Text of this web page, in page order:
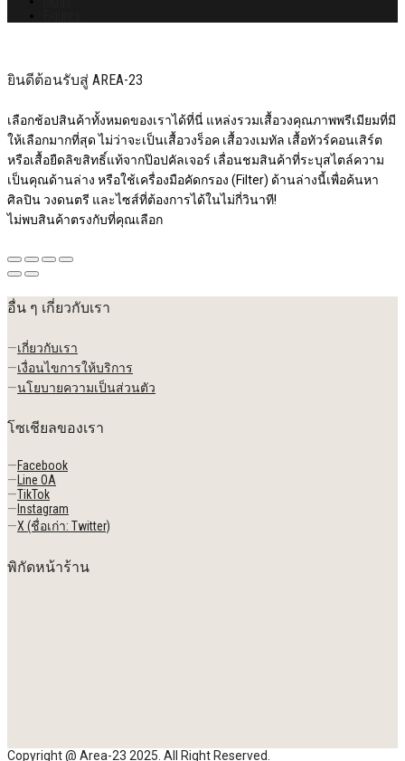
ยินดีต้อนรับสู่ AREA-23
เลือกช้อปสินค้าทั้งหมดของเราได้ที่นี่ แหล่งรวมเสื้อวงคุณภาพพรีเมียมที่มี
ให้เลือกมากที่สุด ไม่ว่าจะเป็นเสื้อวงร็อค เสื้อวงเมทัล เสื้อทัวร์คอนเสิร์ต
หรือเสื้อยืดลิขสิทธิ์แท้จากป๊อปคัลเจอร์ เลื่อนชมสินค้าที่ระบุสไตล์ความ
เป็นคุณด้านล่าง หรือใช้เครื่องมือคัดกรอง (Filter) ด้านล่างนี้เพื่อค้นหา
ศิลปิน วงดนตรี และไซส์ที่ต้องการได้ในไม่กี่วินาที!
ไม่พบสินค้าตรงกับที่คุณเลือก
อื่น ๆ เกี่ยวกับเรา
—เกี่ยวกับเรา
—เงื่อนไขการให้บริการ
—นโยบายความเป็นส่วนตัว
โซเชียลของเรา
—Facebook
—Line OA
—TikTok
— Instagram
—X (ชื่อเก่า: Twitter)
พิกัดหน้าร้าน
Copyright @ Area-23 2025. All Right Reserved.